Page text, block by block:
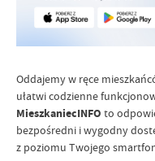
Oddajemy w ręce
ułatwi codzienne
MieszkaniecINFO to
bezpośredni i wygodny
z poziomu Twojego